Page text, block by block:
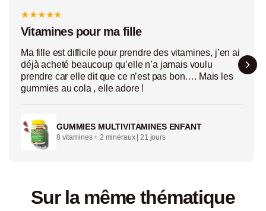
★★★★★
Vitamines pour ma fille
Ma fille est difficile pour prendre des vitamines, j’en ai
déjà acheté beaucoup qu’elle n’a jamais voulu
prendre car elle dit que ce n’est pas bon…. Mais les
gummies au cola , elle adore !
GUMMIES MULTIVITAMINES ENFANT
8 vitamines + 2 minéraux | 21 jours
Sur la même thématique